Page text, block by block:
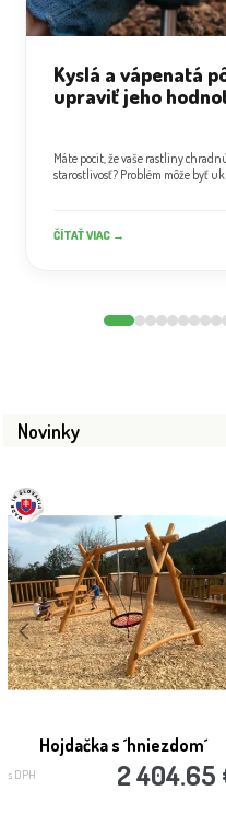
Kyslá a vápenatá
upraviť jeho
Máte pocit, že vaše rastliny
starostlivosť? Problém môže byť
ČÍTAŤ VIAC →
Novinky
Hojdačka s ´hniezdom´
s DPH 2 404.65